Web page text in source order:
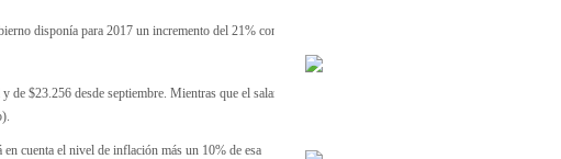
disponía para 2017 un incremento del 21% con cláusula gatillo, más un bono por presentismo y una
$23.256 desde septiembre. Mientras que el salario inicial que recibe el 7% de los maestros de grado
cuenta el nivel de inflación más un 10% de esa